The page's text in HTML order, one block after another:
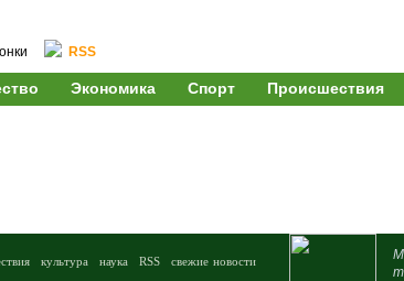
RSS
Экономика Спорт Происшествия
культура наука RSS свежие новости